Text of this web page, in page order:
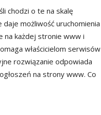
chodzi o te na skalę
możliwość uruchomienia
na każdej stronie www i
właścicielom serwisów
rozwiązanie odpowiada
na strony www. Co